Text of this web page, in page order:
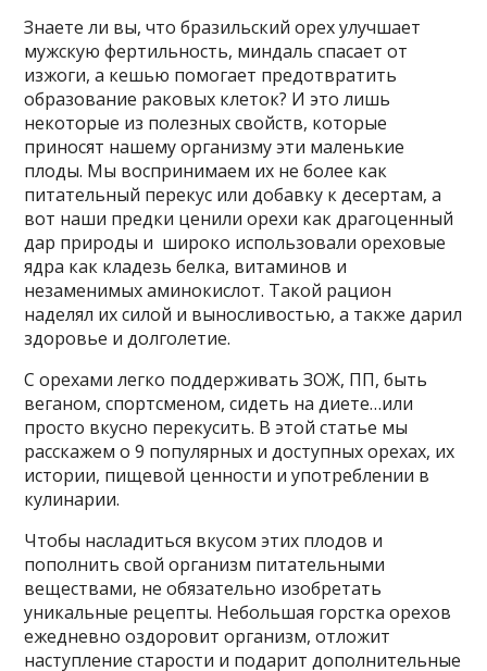
Знаете ли вы, что бразильский орех улучшает
мужскую фертильность, миндаль спасает от
изжоги, а кешью помогает предотвратить
образование раковых клеток? И это лишь
некоторые из полезных свойств, которые
приносят нашему организму эти маленькие
плоды. Мы воспринимаем их не более как
питательный перекус или добавку к десертам, а
вот наши предки ценили орехи как драгоценный
дар природы и широко использовали ореховые
ядра как кладезь белка, витаминов и
незаменимых аминокислот. Такой рацион
наделял их силой и выносливостью, а также дарил
здоровье и долголетие.
С орехами легко поддерживать ЗОЖ, ПП, быть
веганом, спортсменом, сидеть на диете…или
просто вкусно перекусить. В этой статье мы
расскажем о 9 популярных и доступных орехах, их
истории, пищевой ценности и употреблении в
кулинарии.
Чтобы насладиться вкусом этих плодов и
пополнить свой организм питательными
веществами, не обязательно изобретать
уникальные рецепты. Небольшая горстка орехов
ежедневно оздоровит организм, отложит
наступление старости и подарит дополнительные